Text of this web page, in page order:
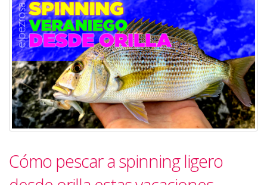
Cómo pescar a spinning ligero